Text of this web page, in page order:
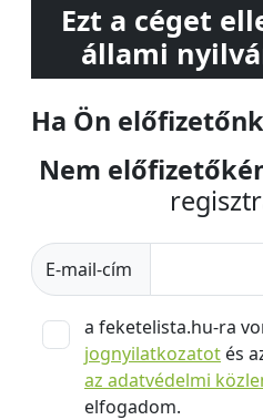
Ezt a céget
állami
Ha Ön előfizetőnk
Nem
E-mail-cím
a feketelista.hu-ra
jognyilatkozatot és
az adatvédelmi
elfogadom.